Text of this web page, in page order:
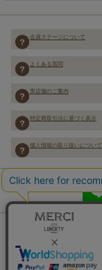
会員ステージについて
よくある質問
実店舗のご案内
特定商取引法に基づく表示
個人情報の取り扱いについて